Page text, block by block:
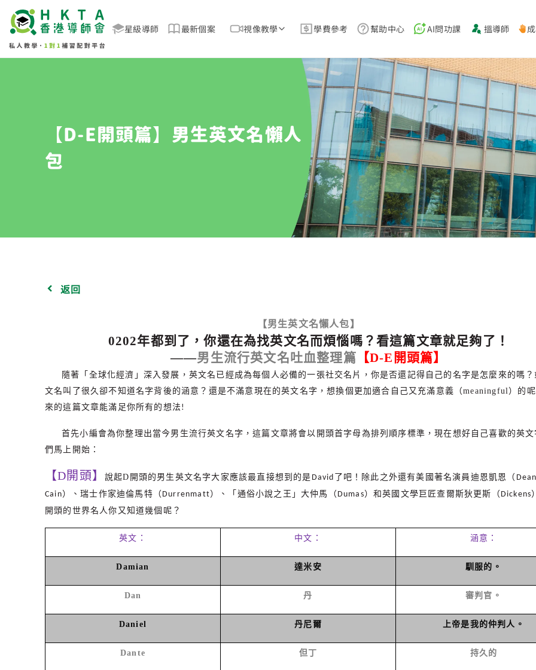
星級導師 最新個案 視像教學 學費參考 幫助中心 AI問功課 搵導師
【D-E開頭篇】男生英文名懶人
包
返回
【男生英文名懶人包】
0202年都到了，你還在為找英文名而煩惱嗎？看這篇文章就足夠了！
——男生流行英文名吐血整理篇 【D-E開頭篇】
隨著「全球化經濟」深入發展，英文名已經成為每個人必備的一張社交名片，你是否還記得自己的名字是怎麼來的嗎
文名叫了很久卻不知道名字背後的涵意？還是不滿意現在的英文名字，想換個更加適合自己又充滿意義（meaningful）的
來的這篇文章能滿足你所有的想法!
首先小編會為你整理出當今男生流行英文名字，這篇文章將會以開頭首字母為排列順序標準，現在想好自己喜歡的英
們馬上開始：
【D開頭】說起D 開頭的男生英文名字大家應該最直接想到的是 David 了吧！除此之外還有美國著名演員迪恩凱恩（
Cain）、瑞士作家迪倫馬特（ Durrenmatt）、「通俗小說之王」大仲馬（ Dumas）和英國文學巨匠查爾斯狄更斯（ Dickens
開頭的世界名人你又知道幾個呢？
英文： 中文： 涵意：
Damian 達米安 馴服的。
Dan 丹 審判官。
Daniel 丹尼爾 上帝是我的仲判人。
Dante 但丁 持久的